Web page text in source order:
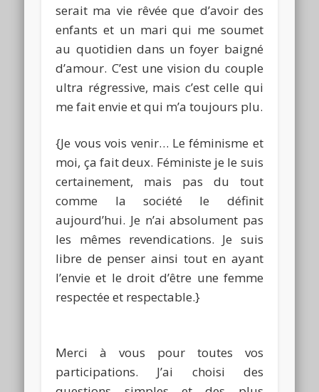
serait ma vie rêvée que d’avoir des
enfants et un mari qui me soumet
au quotidien dans un foyer baigné
d’amour. C’est une vision du couple
ultra régressive, mais c’est celle qui
me fait envie et qui m’a toujours plu.
{Je vous vois venir… Le féminisme et
moi, ça fait deux. Féministe je le suis
certainement, mais pas du tout
comme la société le définit
aujourd’hui. Je n’ai absolument pas
les mêmes revendications. Je suis
libre de penser ainsi tout en ayant
l’envie et le droit d’être une femme
respectée et respectable.}
Merci à vous pour toutes vos
participations. J’ai choisi des